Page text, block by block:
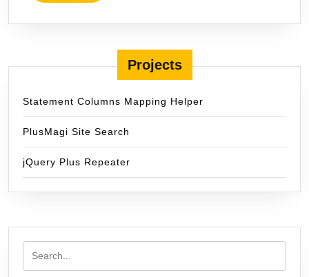
Projects
Statement Columns Mapping Helper
PlusMagi Site Search
jQuery Plus Repeater